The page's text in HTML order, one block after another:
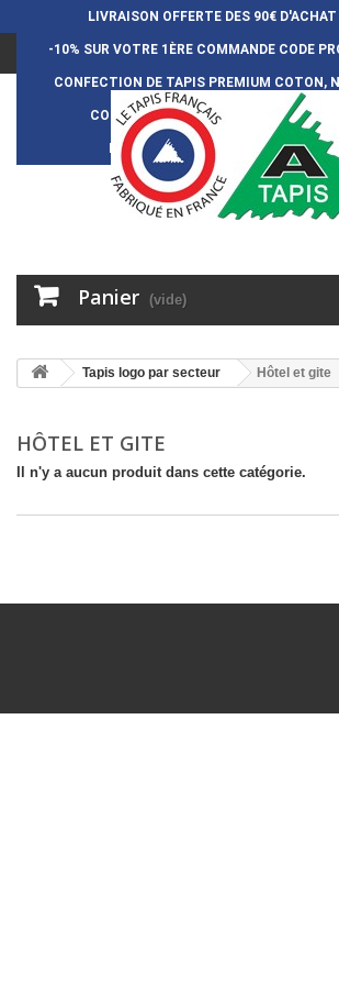
LIVRAISON OFFERTE DES 90€
-10% SUR VOTRE 1ÈRE COMMANDECODE
CONFECTION DE TAPIS PREMIUM COTON,
CONFECTION FRANÇ AISE et 100%
DURÉE DE VIE DES TAPIS : 5 ANS
Panier (vide)
Tapis logo par secteur Hôtel et gite
HÔTEL ET GITE
Il n'y a aucun produit dans cette catégorie.